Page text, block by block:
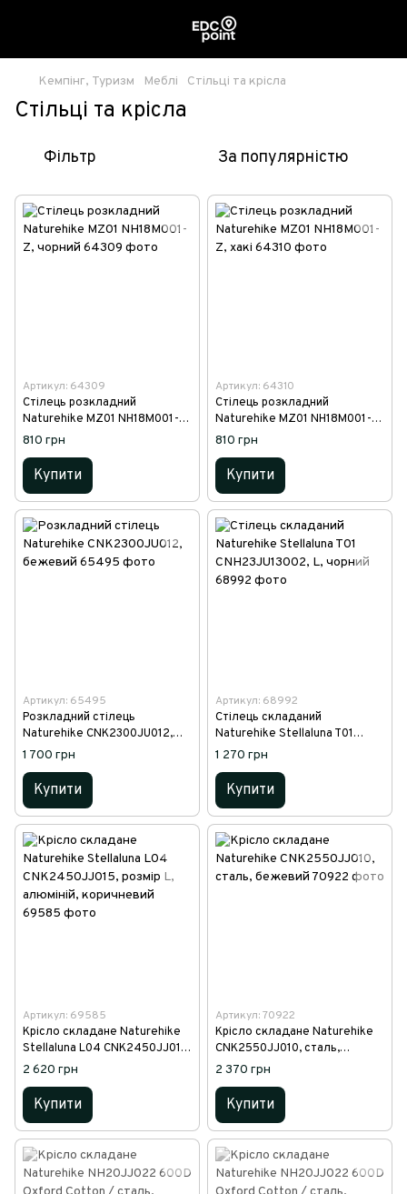
Кемпінг, Туризм Меблі Стільці та крісла
Стільці та крісла
Фільтр За популярністю
Артикул: 64309
Стілець розкладний
Naturehike MZ01 NH18M001-Z,
чорний
810 грн
Купити
Артикул: 64310
Стілець розкладний
Naturehike MZ01 NH18M001-Z,
хакі
810 грн
Купити
Артикул: 65495
Розкладний стілець
Naturehike CNK2300JU012,
бежевий
1 700 грн
Купити
Артикул: 68992
Стілець складаний
Naturehike Stellaluna T01
CNH23JU13002, L, чорний
1 270 грн
Купити
Артикул: 69585
Крісло складане Naturehike
Stellaluna L04 CNK2450JJ015,
розмір L, алюміній,
2 620 грн
Купити
Артикул: 70922
Крісло складане Naturehike
CNK2550JJ010, сталь,
бежевий
2 370 грн
Купити